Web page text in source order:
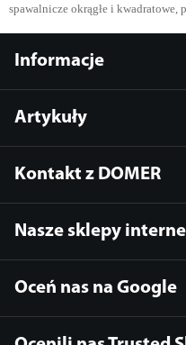
spawalnicze okrągłe i kwadratowe,
Informacje
Artykuły
Kontakt z DOMER
Nasze sklepy
Oceń nas na Google